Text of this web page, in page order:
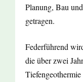
Planung, Bau
getragen.
Federführend
die über zwei